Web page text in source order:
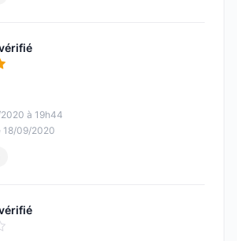
à 19h44
18/09/2020